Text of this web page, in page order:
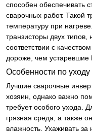
способен обеспечивать
сварочных работ. Такой
температуру при
транзисторы двух
соответствии с
дороже, чем устаревшие
Особенности по
Лучшие сварочные
хозяин, однако важно
требует особого ухода.
грязная среда, а также
влажность. Ухаживать